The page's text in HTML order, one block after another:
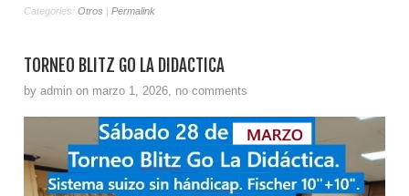
Categories: Otros | Permalink
TORNEO BLITZ GO LA DIDÁCTICA
by admin on marzo 1, 2026, no comments